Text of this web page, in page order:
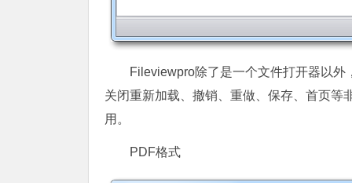
Fileviewpro除了是一个文件打开器以
关闭重新加载、撤销、重做、保存、首页等
用。
PDF格式